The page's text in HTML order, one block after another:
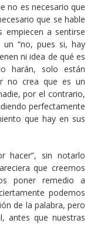
no es necesario que
que se hable
empiecen a sentirse
“no, pues si, hay
ni idea de qué es
harán, solo están
no crea que es un
por el contrario,
perfectamente
que hay en sus
hacer”, sin notarlo
que creemos
poner remedio a
podemos
de la palabra, pero
antes que nuestras